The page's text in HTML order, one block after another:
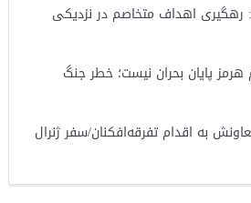
رهگیری اهداف متخاصم در نزدیکی
پایان بحران نیست؛ خطر جنگ
به اقدام تفرقه‌افکنان/سفر ژنرال